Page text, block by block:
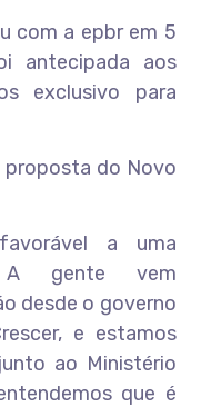
com a epbr em 5
antecipada aos
exclusivo para
proposta do Novo
a uma
A gente vem
desde o governo
e estamos
ao Ministério
que é